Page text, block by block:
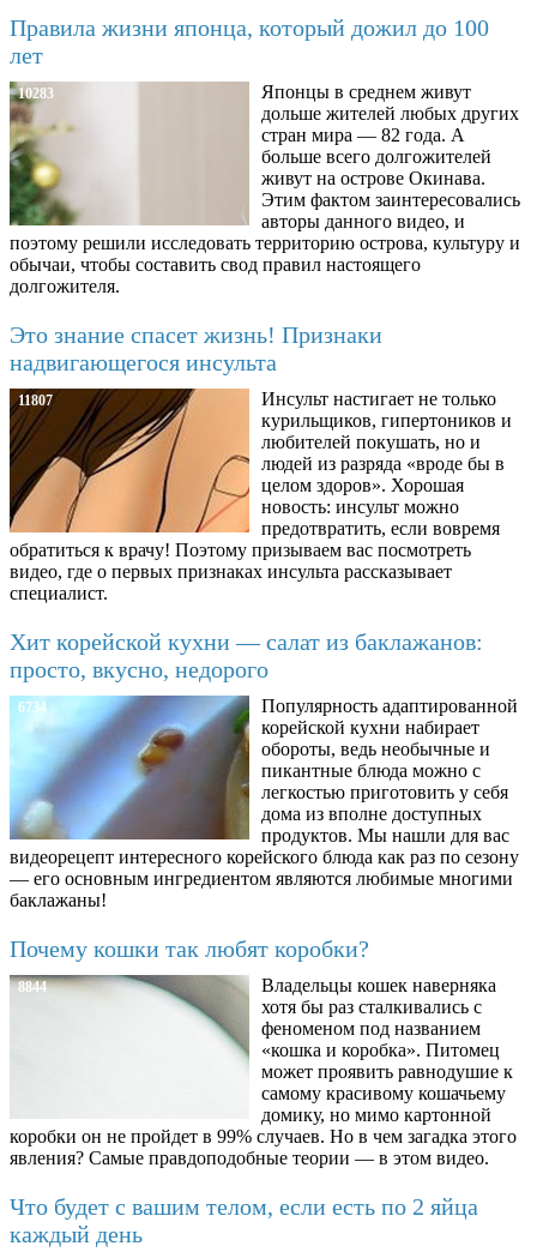
Правила жизни японца, который дожил до 100
лет
10283
Японцы в среднем живут
дольше жителей любых других
стран мира — 82 года. А
больше всего долгожителей
живут на острове Окинава.
Этим фактом заинтересовались
авторы данного видео, и
поэтому решили исследовать территорию острова, культуру и
обычаи, чтобы составить свод правил настоящего
долгожителя.
Это знание спасет жизнь! Признаки
надвигающегося инсульта
11807
Инсульт настигает не только
курильщиков, гипертоников и
любителей покушать, но и
людей из разряда «вроде бы в
целом здоров». Хорошая
новость: инсульт можно
предотвратить, если вовремя
обратиться к врачу! Поэтому призываем вас посмотреть
видео, где о первых признаках инсульта рассказывает
специалист.
Хит корейской кухни — салат из баклажанов:
просто, вкусно, недорого
6734
Популярность адаптированной
корейской кухни набирает
обороты, ведь необычные и
пикантные блюда можно с
легкостью приготовить у себя
дома из вполне доступных
продуктов. Мы нашли для вас
видеорецепт интересного корейского блюда как раз по сезону
— его основным ингредиентом являются любимые многими
баклажаны!
Почему кошки так любят коробки?
8844
Владельцы кошек наверняка
хотя бы раз сталкивались с
феноменом под названием
«кошка и коробка». Питомец
может проявить равнодушие к
самому красивому кошачьему
домику, но мимо картонной
коробки он не пройдет в 99% случаев. Но в чем загадка этого
явления? Самые правдоподобные теории — в этом видео.
Что будет с вашим телом, если есть по 2 яйца
каждый день